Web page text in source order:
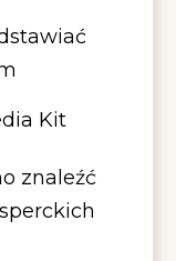
Kit
znaleźć